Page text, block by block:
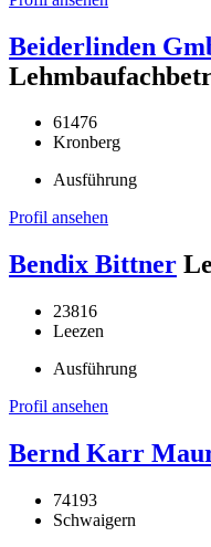
Beiderlinden
61476
Kronberg
Ausführung
Profil ansehen
Bendix Bittner
23816
Leezen
Ausführung
Profil ansehen
Bernd Karr
74193
Schwaigern